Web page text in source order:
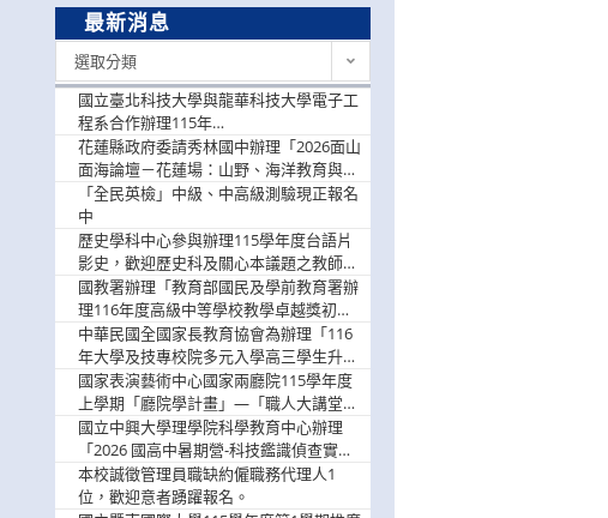
最新消息
選取分類
國立臺北科技大學與龍華科技大學電子工
程系合作辦理115年
「115.08.10~08.12「AI賦能應用於智慧半
導體研習營」，歡迎學生踴躍報名參加
花蓮縣政府委請秀林國中辦理「2026面山
面海論壇－花蓮場：山野、海洋教育與戶
外安全實務課程」，歡迎踴躍報名參加
「全民英檢」中級、中高級測驗現正報名
中
歷史學科中心參與辦理115學年度台語片
影史，歡迎歷史科及關心本議題之教師踴
躍報名參加
國教署辦理「教育部國民及學前教育署辦
理116年度高級中等學校教學卓越獎初選
實施計畫」，鼓勵教師踴躍報名
中華民國全國家長教育協會為辦理「116
年大學及技專校院多元入學高三學生升學
輔導家長說明會」
國家表演藝術中心國家兩廳院115學年度
上學期「廳院學計畫」—「職人大講堂」
及「一日體驗課程」，鼓勵踴躍報名參
與。
國立中興大學理學院科學教育中心辦理
「2026 國高中暑期營-科技鑑識偵查實戰
營」活動資訊，鼓勵學生踴躍報名參加。
本校誠徵管理員職缺約僱職務代理人1
位，歡迎意者踴躍報名。